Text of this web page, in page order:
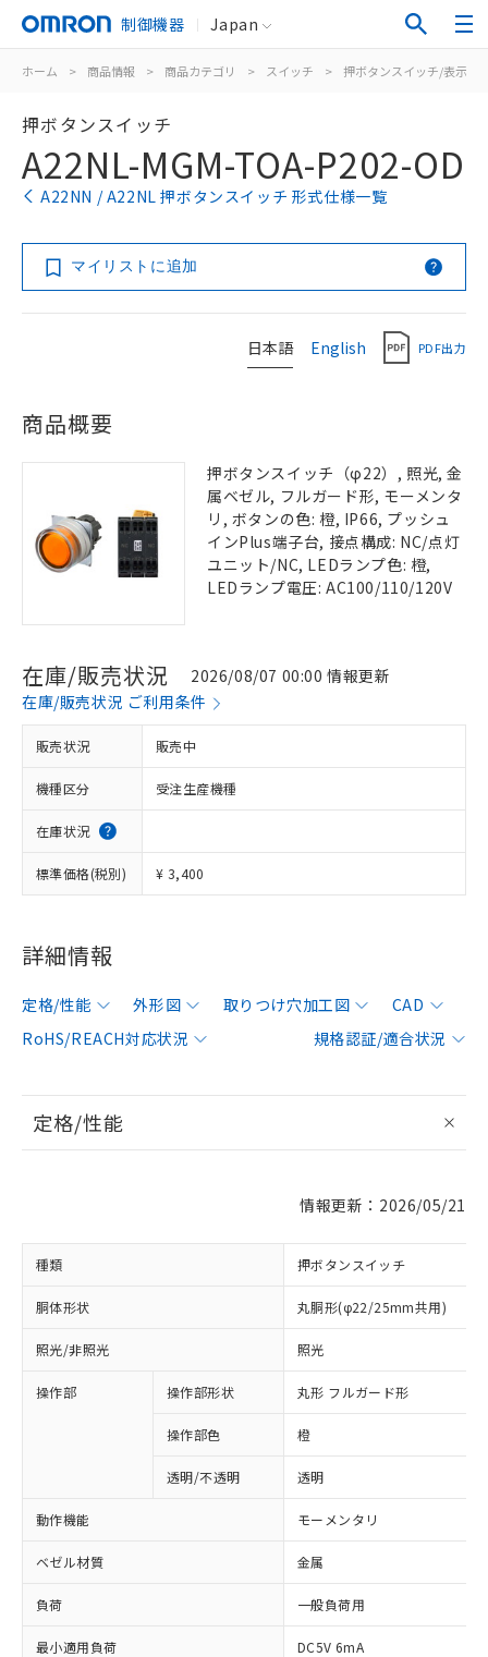
制御機器 Japan
ホーム > 商品情報 > 商品カテゴリ > スイッチ > 押ボタンスイッチ/表示灯
押ボタンスイッチ
A22NL-MGM-TOA-P202-OD
A22NN / A22NL 押ボタンスイッチ 形式仕様一覧
マイリストに追加
日本語 English PDF出力
商品概要
押ボタンスイッチ（φ22）, 照光, 金
属ベゼル, フルガード形, モーメンタ
リ, ボタンの色: 橙, IP66, プッシュ
インPlus端子台, 接点構成: NC/点灯
ユニット/NC, LEDランプ色: 橙,
LEDランプ電圧: AC100/110/120V
在庫/販売状況
2026/08/07 00:00 情報更新
在庫/販売状況 ご利用条件
販売状況 販売中
機種区分 受注生産機種
在庫状況
標準価格(税別) ¥ 3,400
詳細情報
定格/性能 外形図 取りつけ穴加工図
CAD
RoHS/REACH対応状況
規格認証/適合状況
定格/性能
情報更新：2026/05/21
種類 押ボタンスイッチ
胴体形状 丸胴形(φ22/25mm共用)
照光/非照光 照光
操作部 操作部形状 丸形 フルガード形
操作部色 橙
透明/不透明 透明
動作機能 モーメンタリ
ベゼル材質 金属
負荷 一般負荷用
最小適用負荷 DC5V 6mA